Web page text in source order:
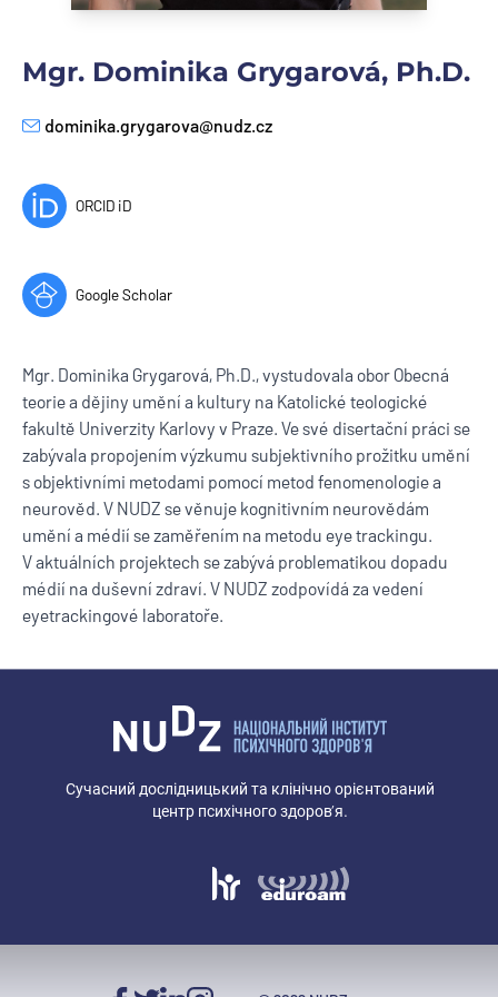
Mgr. Dominika Grygarová, Ph.D.
E-mail
dominika.grygarova@nudz.cz
ORCID iD
Google Scholar
Mgr. Dominika Grygarová, Ph.D., vystudovala obor Obecná
teorie a dějiny umění a kultury na Katolické teologické
fakultě Univerzity Karlovy v Praze. Ve své disertační práci se
zabývala propojením výzkumu subjektivního prožitku umění
s objektivními metodami pomocí metod fenomenologie a
neurověd. V NUDZ se věnuje kognitivním neurovědám
umění a médií se zaměřením na metodu eye trackingu.
V aktuálních projektech se zabývá problematikou dopadu
médií na duševní zdraví. V NUDZ zodpovídá za vedení
eyetrackingové laboratoře.
Сучасний дослідницький та клінічно орієнтований
центр психічного здоров’я.